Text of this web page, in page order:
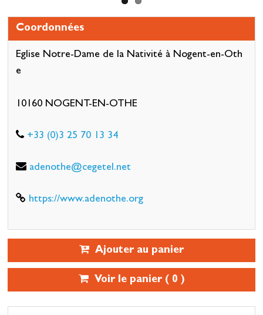
Coordonnées
Eglise Notre-Dame de la Nativité à Nogent-en-Oth
e
10160 NOGENT-EN-OTHE
+33 (0)3 25 70 13 34
adenothe@cegetel.net
https://www.adenothe.org
Ajouter au panier
Voir le panier ( 0 )